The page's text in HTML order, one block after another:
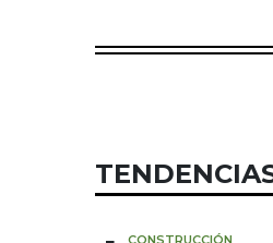
CONSTRUCCIÓN